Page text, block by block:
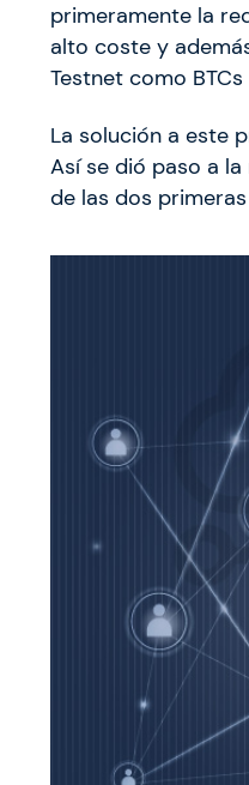
primeramente la
alto coste y
Testnet como BTCs
La solución a este
Así se dió paso a
de las dos